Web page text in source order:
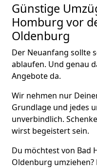
Günstige
Homburg vor
Oldenburg
Der Neuanfang sollte
ablaufen. Und genau
Angebote da.
Wir nehmen nur
Grundlage und jedes
unverbindlich.
wirst begeistert sein.
Du möchtest von Bad
Oldenburg